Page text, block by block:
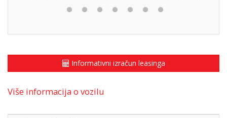
Informativni izračun leasinga
Više informacija o vozilu